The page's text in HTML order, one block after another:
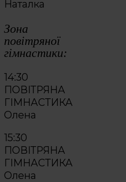
Наталка
Зона
повітряної
гімнастики:
14:30
ПОВІТРЯНА
ГІМНАСТИКА
Олена
15:30
ПОВІТРЯНА
ГІМНАСТИКА
Олена